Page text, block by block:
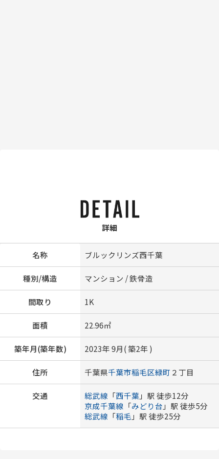
詳細
名称 ブルックリンズ西千葉
種別/構造 マンション / 鉄骨造
間取り 1K
面積 22.96㎡
築年月(築年数) 2023年 9月( 築2年 )
住所 千葉県千葉市稲毛区緑町 ２丁目
交通 総武線 「西千葉 」駅 徒歩12分
京成千葉線 「みどり台 」駅 徒歩5分
総武線 「稲毛 」駅 徒歩25分